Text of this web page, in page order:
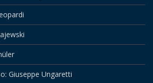
Giuseppe Ungaretti